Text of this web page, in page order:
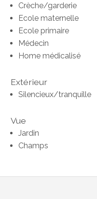
Crèche/garderie
Ecole maternelle
Ecole primaire
Médecin
Home médicalisé
Extérieur
Silencieux/tranquille
Vue
Jardin
Champs